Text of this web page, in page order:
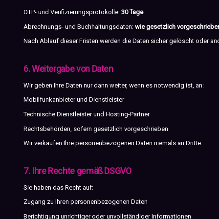
OTP- und Verifizierungsprotokolle: 30 Tage
Abrechnungs- und Buchhaltungsdaten: wie gesetzlich
Nach Ablauf dieser Fristen werden die Daten sicher gelöscht oder
6. Weitergabe von Daten
Wir geben Ihre Daten nur dann weiter, wenn es notwendig ist, an:
Mobilfunkanbieter und Dienstleister
Technische Dienstleister und Hosting-Partner
Rechtsbehörden, sofern gesetzlich vorgeschrieben
Wir verkaufen Ihre personenbezogenen Daten niemals an Dritte.
7. Ihre Rechte gemäß DSGVO
Sie haben das Recht auf:
Zugang zu Ihren personenbezogenen Daten
Berichtigung unrichtiger oder unvollständiger Informationen